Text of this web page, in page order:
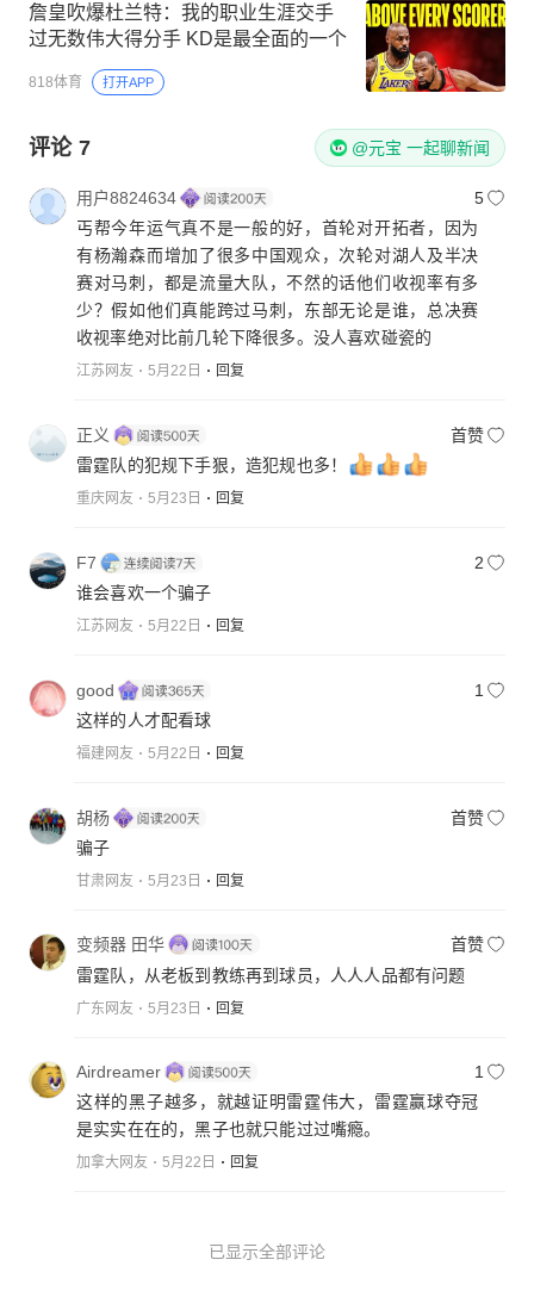
詹皇吹爆杜兰特：我的职业生涯交手
过无数伟大得分手 KD是最全面的一个
818体育 打开APP
评论 7 @元宝 一起聊新闻
用户8824634
5
丐帮今年运气真不是一般的好，首轮对开拓者，因为
有杨瀚森而增加了很多中国观众，次轮对湖人及半决
赛对马刺，都是流量大队，不然的话他们收视率有多
少？假如他们真能跨过马刺，东部无论是谁，总决赛
收视率绝对比前几轮下降很多。没人喜欢碰瓷的
江苏网友 5月22日 回复
正义
首赞
雷霆队的犯规下手狠，造犯规也多！
重庆网友 5月23日 回复
F7
2
谁会喜欢一个骗子
江苏网友 5月22日 回复
good
1
这样的人才配看球
福建网友 5月22日 回复
胡杨
首赞
骗子
甘肃网友 5月23日 回复
变频器 田华
首赞
雷霆队，从老板到教练再到球员，人人人品都有问题
广东网友 5月23日 回复
Airdreamer
1
这样的黑子越多，就越证明雷霆伟大，雷霆赢球夺冠
是实实在在的，黑子也就只能过过嘴瘾。
加拿大网友 5月22日 回复
已显示全部评论